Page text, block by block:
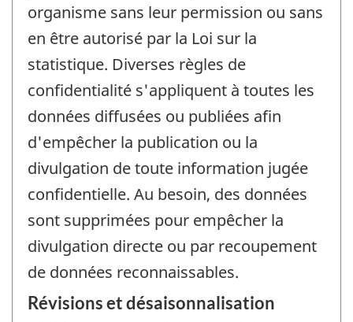
organisme sans leur permission ou sans
en être autorisé par la Loi sur la
statistique. Diverses règles de
confidentialité s'appliquent à toutes les
données diffusées ou publiées afin
d'empêcher la publication ou la
divulgation de toute information jugée
confidentielle. Au besoin, des données
sont supprimées pour empêcher la
divulgation directe ou par recoupement
de données reconnaissables.
Révisions et désaisonnalisation